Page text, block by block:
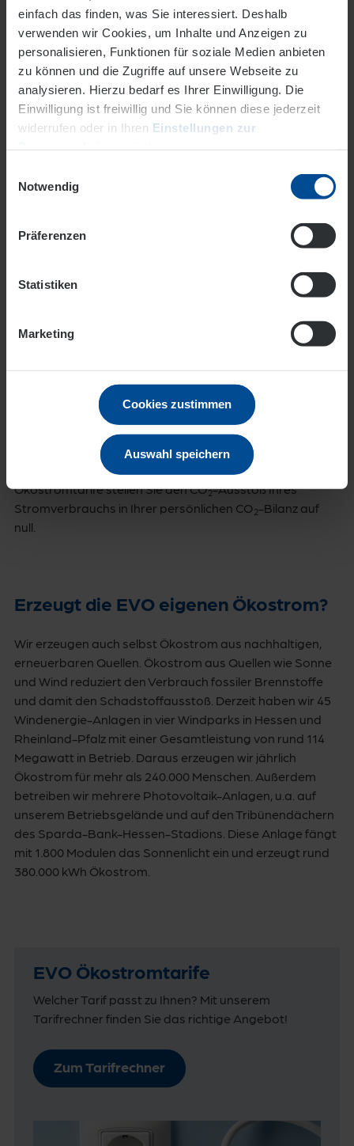
einfach das finden, was Sie interessiert. Deshalb
verwenden wir Cookies, um Inhalte und Anzeigen zu
personalisieren, Funktionen für soziale Medien anbieten
zu können und die Zugriffe auf unsere Webseite zu
analysieren. Hierzu bedarf es Ihrer Einwilligung. Die
Einwilligung ist freiwillig und Sie können diese jederzeit
widerrufen oder in Ihren Einstellungen zur
Datenschutz
Notwendig
Präferenzen
Statistiken
Marketing
Cookies zustimmen
Auswahl speichern
EVO Ökostrom aus 100 %
erneuerbaren Energien
mit Preisgarantie. Für die Strommenge, die Sie zu Hause
verbrauchen, kaufen wir in gleicher Menge erneuerbaren
Strom ein. Gut zu wissen: Unser persönlicher Service wird
bei Trusted Shops mit der Note „Sehr gut” bewertet. Bei
Kundenberatung wenden.
Wie wir täglich handeln, hat Einfluss auf das Klima: Ob wir
mit dem Fahrrad zur Arbeit fahren oder – weil es regnet –
doch lieber mit dem Auto, macht im großen Ganzen einen
Unterschied. Mit der Nutzung unserer EVO
Ökostromtarife stellen Sie den CO2-Ausstoß Ihres
Stromverbrauchs in Ihrer persönlichen CO 2-Bilanz auf
null.
Erzeugt die EVO eigenen Ökostrom?
Wir erzeugen auch selbst Ökostrom aus nachhaltigen,
erneuerbaren Quellen. Ökostrom aus Quellen wie Sonne
und Wind reduziert den Verbrauch fossiler Brennstoffe
und damit den Schadstoffausstoß. Derzeit haben wir 45
Windenergie-Anlagen in vier Windparks in Hessen und
Rheinland-Pfalz mit einer Gesamtleistung von rund 114
Megawatt in Betrieb. Daraus erzeugen wir jährlich
Ökostrom für mehr als 240.000 Menschen. Außerdem
betreiben wir mehrere Photovoltaik-Anlagen, u.a. auf
unserem Betriebsgelände und auf den Tribünendächern
des Sparda-Bank-Hessen-Stadions. Diese Anlage fängt
mit 1.800 Modulen das Sonnenlicht ein und erzeugt rund
380.000 kWh Ökostrom.
EVO Ökostromtarife
Welcher Tarif passt zu Ihnen? Mit unserem
Tarifrechner finden Sie das richtige Angebot!
Zum Tarifrechner